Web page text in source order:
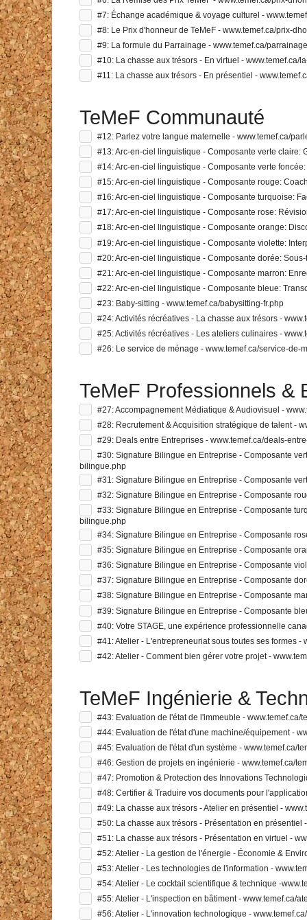
#7: Échange académique & voyage culturel -
#8: Le Prix d'honneur de TeMeF - www.temef.ca/prix-
#9: La formule du Parrainage - www.temef.ca/
#10: La chasse aux trésors - En virtuel - www.temef.ca/
#11: La chasse aux trésors - En présentiel -
TeMeF Communauté
#12: Parlez votre langue maternelle - www.temef.ca/
#13: Arc-en-ciel linguistique - Composante verte claire:
#14: Arc-en-ciel linguistique - Composante verte
#15: Arc-en-ciel linguistique - Composante rouge:
#16: Arc-en-ciel linguistique - Composante turquoise:
#17: Arc-en-ciel linguistique - Composante rose:
#18: Arc-en-ciel linguistique - Composante orange:
#19: Arc-en-ciel linguistique - Composante violette:
#20: Arc-en-ciel linguistique - Composante dorée:
#21: Arc-en-ciel linguistique - Composante marron:
#22: Arc-en-ciel linguistique - Composante bleue:
#23: Baby-sitting - www.temef.ca/babysitting-fr.php
#24: Activités récréatives - La chasse aux trésors -
#25: Activités récréatives - Les ateliers culinaires -
#26: Le service de ménage - www.temef.ca/service-de-
TeMeF Professionnels &
#27: Accompagnement Médiatique & Audiovisuel -
#28: Recrutement & Acquisition stratégique de talent -
#29: Deals entre Entreprises - www.temef.ca/deals-
#30: Signature Bilingue en Entreprise - Composante
bilingue.php
#31: Signature Bilingue en Entreprise - Composante
#32: Signature Bilingue en Entreprise - Composante
#33: Signature Bilingue en Entreprise - Composante
bilingue.php
#34: Signature Bilingue en Entreprise - Composante
#35: Signature Bilingue en Entreprise - Composante
#36: Signature Bilingue en Entreprise - Composante
#37: Signature Bilingue en Entreprise - Composante
#38: Signature Bilingue en Entreprise - Composante
#39: Signature Bilingue en Entreprise - Composante
#40: Votre STAGE, une expérience professionnelle
#41: Atelier - L'entrepreneuriat sous toutes ses formes
#42: Atelier - Comment bien gérer votre projet -
TeMeF Ingénierie &
#43: Evaluation de l'état de l'immeuble - www.temef.ca/
#44: Evaluation de l'état d'une machine/équipement -
#45: Evaluation de l'état d'un système - www.temef.ca/
#46: Gestion de projets en ingénierie - www.temef.ca/
#47: Promotion & Protection des Innovations
#48: Certifier & Traduire vos documents pour
#49: La chasse aux trésors - Atelier en présentiel -
#50: La chasse aux trésors - Présentation en présentiel
#51: La chasse aux trésors - Présentation en virtuel -
#52: Atelier - La gestion de l'énergie - Économie &
#53: Atelier - Les technologies de l'information -
#54: Atelier - Le cocktail scientifique & technique -
#55: Atelier - L'inspection en bâtiment - www.temef.ca/
#56: Atelier - L'innovation technologique -